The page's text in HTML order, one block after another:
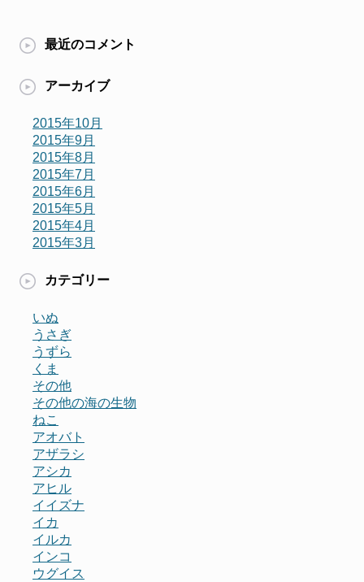
最近のコメント
アーカイブ
2015年10月
2015年9月
2015年8月
2015年7月
2015年6月
2015年5月
2015年4月
2015年3月
カテゴリー
いぬ
うさぎ
うずら
くま
その他
その他の海の生物
ねこ
アオバト
アザラシ
アシカ
アヒル
イイズナ
イカ
イルカ
インコ
ウグイス